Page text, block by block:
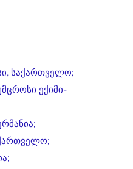
საქართველო;
ექიმი-